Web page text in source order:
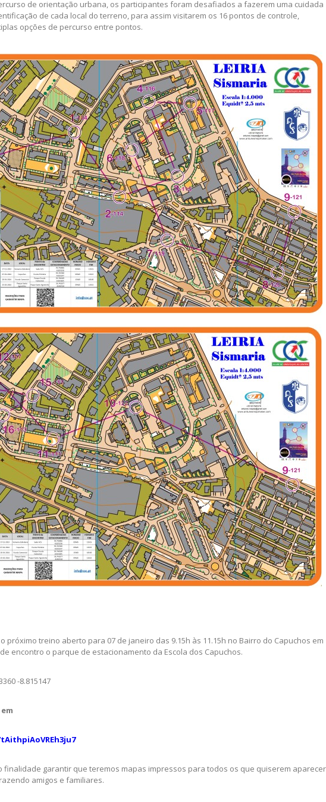
tanto os mais jovens e adultos menos experientes, como os mais experientes,
laranja, com 2.900 mts e 16 pontos de controle. Aproveitando uma zona com excelentes
de orientação urbana, os participantes foram desafiados a fazerem uma cuidada
de cada local do terreno, para assim visitarem os 16 pontos de controle,
opções de percurso entre pontos.
próximo treino aberto para 07 de janeiro das 9.15h às 11.15h no Bairro do Capuchos em
de encontro o parque de estacionamento da Escola dos Capuchos.
-8.815147